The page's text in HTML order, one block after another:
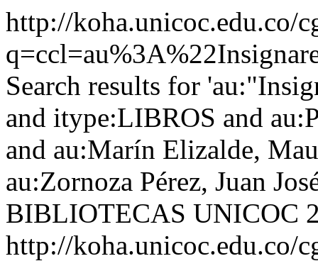
http://koha.unicoc.edu.co/
Search results for
and itype:LIBROS and
and au:Marín Elizalde,
au:Zornoza Pérez, Juan
BIBLIOTECAS UNICOC
http://koha.unicoc.edu.co/